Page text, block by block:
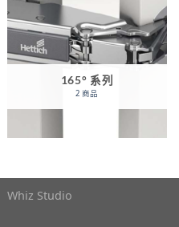
165° 系列
2 商品
Whiz Studio